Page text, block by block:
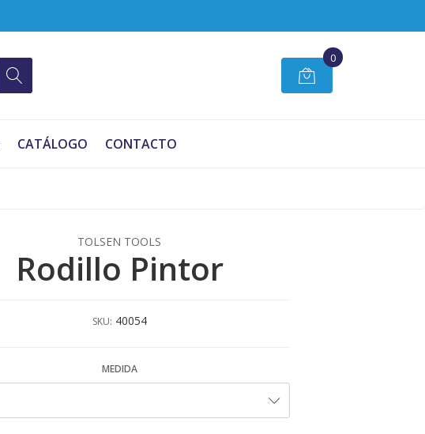
0
CATÁLOGO CONTACTO
TOLSEN TOOLS
Rodillo Pintor
SKU: 40054
MEDIDA